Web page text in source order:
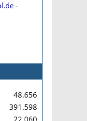
-
48.656
391.598
22.060